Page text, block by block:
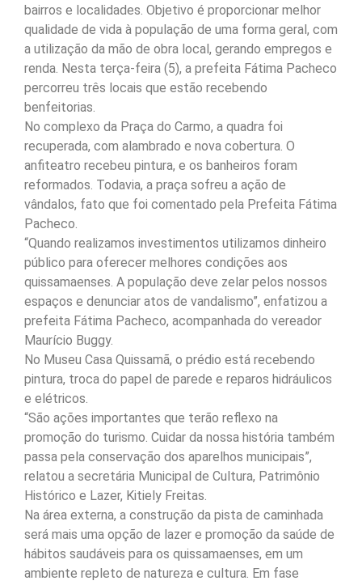
bairros e localidades. Objetivo é proporcionar melhor
qualidade de vida à população de uma forma geral, com
a utilização da mão de obra local, gerando empregos e
renda. Nesta terça-feira (5), a prefeita Fátima Pacheco
percorreu três locais que estão recebendo
benfeitorias.
No complexo da Praça do Carmo, a quadra foi
recuperada, com alambrado e nova cobertura. O
anfiteatro recebeu pintura, e os banheiros foram
reformados. Todavia, a praça sofreu a ação de
vândalos, fato que foi comentado pela Prefeita Fátima
Pacheco.
“Quando realizamos investimentos utilizamos dinheiro
público para oferecer melhores condições aos
quissamaenses. A população deve zelar pelos nossos
espaços e denunciar atos de vandalismo”, enfatizou a
prefeita Fátima Pacheco, acompanhada do vereador
Maurício Buggy.
No Museu Casa Quissamã, o prédio está recebendo
pintura, troca do papel de parede e reparos hidráulicos
e elétricos.
“São ações importantes que terão reflexo na
promoção do turismo. Cuidar da nossa história também
passa pela conservação dos aparelhos municipais”,
relatou a secretária Municipal de Cultura, Patrimônio
Histórico e Lazer, Kitiely Freitas.
Na área externa, a construção da pista de caminhada
será mais uma opção de lazer e promoção da saúde de
hábitos saudáveis para os quissamaenses, em um
ambiente repleto de natureza e cultura. Em fase